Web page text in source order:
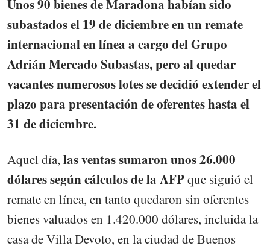
Unos 90 bienes de Maradona habían sido
subastados el 19 de diciembre en un remate
internacional en línea a cargo del Grupo
Adrián Mercado Subastas, pero al quedar
vacantes numerosos lotes se decidió extender el
plazo para presentación de oferentes hasta el
31 de diciembre.
Aquel día, las ventas sumaron unos 26.000
dólares según cálculos de la AFPque siguió el
remate en línea, en tanto quedaron sin oferentes
bienes valuados en 1.420.000 dólares, incluida la
casa de Villa Devoto, en la ciudad de Buenos